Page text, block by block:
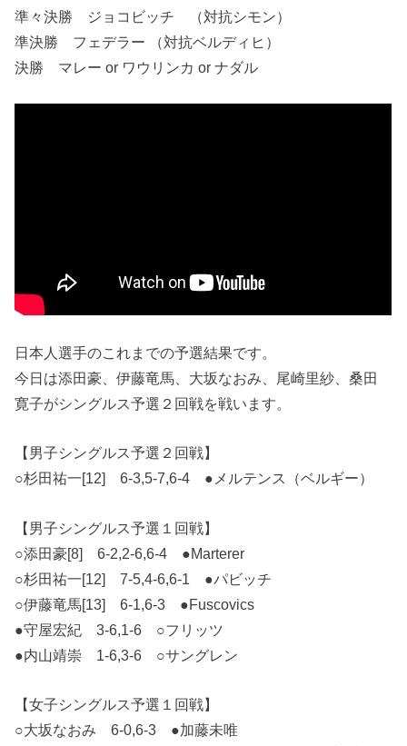
準々決勝 ジョコビッチ （対抗シモン）
準決勝 フェデラー （対抗ベルディヒ）
決勝 マレー or ワウリンカ or ナダル
日本人選手のこれまでの予選結果です。
今日は添田豪、伊藤竜馬、大坂なおみ、尾崎里紗、桑田
寛子がシングルス予選２回戦を戦います。
【男子シングルス予選２回戦】
○杉田祐一[12] 6-3,5-7,6-4 ●メルテンス（ベルギー）
【男子シングルス予選１回戦】
○添田豪[8] 6-2,2-6,6-4 ●Marterer
○杉田祐一[12] 7-5,4-6,6-1 ●パビッチ
○伊藤竜馬[13] 6-1,6-3 ●Fuscovics
●守屋宏紀 3-6,1-6 ○フリッツ
●内山靖崇 1-6,3-6 ○サングレン
【女子シングルス予選１回戦】
○大坂なおみ 6-0,6-3 ●加藤未唯